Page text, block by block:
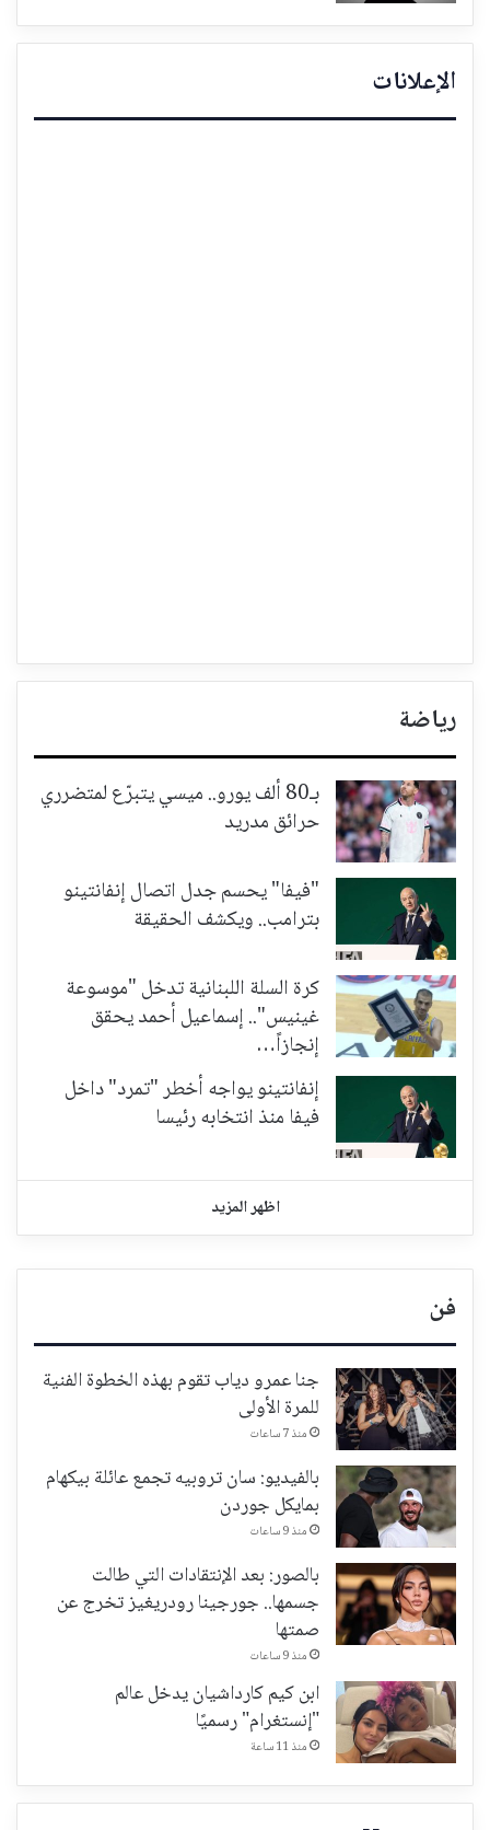
الإعلانات
رياضة
بـ80 ألف يورو.. ميسي يتبرّع لمتضرري
حرائق مدريد
"فيفا" يحسم جدل اتصال إنفانتينو
بترامب.. ويكشف الحقيقة
كرة السلة اللبنانية تدخل "موسوعة
غينيس".. إسماعيل أحمد يحقق
إنجازاً…
إنفانتينو يواجه أخطر "تمرد" داخل
فيفا منذ انتخابه رئيسا
اظهر المزيد
فن
جنا عمرو دياب تقوم بهذه الخطوة الفنية
للمرة الأولى
منذ 7 ساعات
بالفيديو: سان تروبيه تجمع عائلة بيكهام
بمايكل جوردن
منذ 9 ساعات
بالصور: بعد الإنتقادات التي طالت
جسمها.. جورجينا رودريغيز تخرج عن
صمتها
منذ 9 ساعات
ابن كيم كارداشيان يدخل عالم
"إنستغرام" رسميًا
منذ 11 ساعة